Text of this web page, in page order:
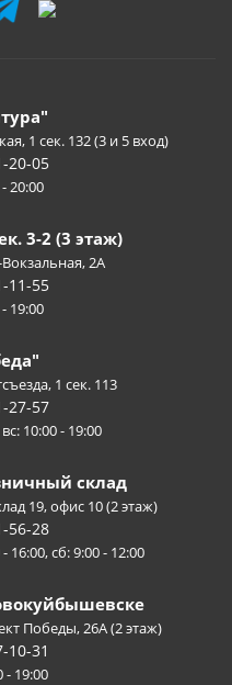
1 сек. 132 (3 и 5 вход)
20-05
20:00
3-2 (3 этаж)
2А
11-55
19:00
1 сек. 113
27-57
10:00 - 19:00
склад
19, офис 10 (2 этаж)
56-28
16:00, сб: 9:00 - 12:00
Победы, 26А (2 этаж)
10-31
- 19:00